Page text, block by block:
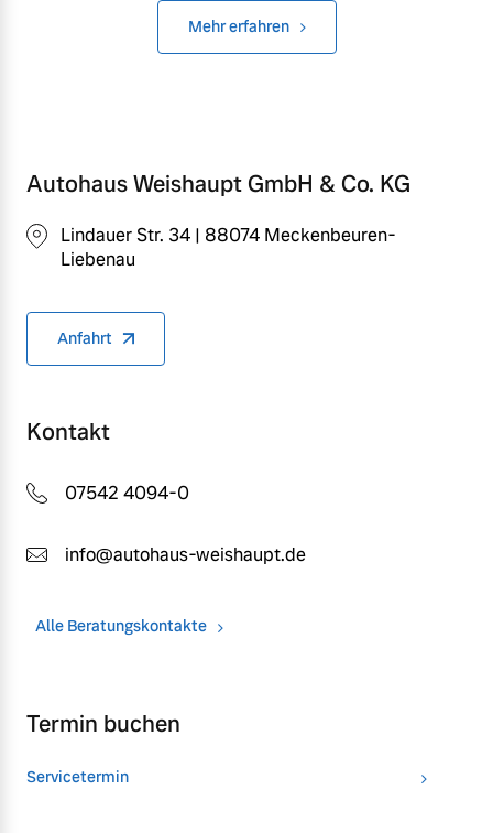
Mehr erfahren
Autohaus Weishaupt GmbH & Co. KG
Lindauer Str. 34 | 88074 Meckenbeuren-
Liebenau
Anfahrt
Kontakt
07542 4094-0
info@autohaus-weishaupt.de
Alle Beratungskontakte
Termin buchen
Servicetermin